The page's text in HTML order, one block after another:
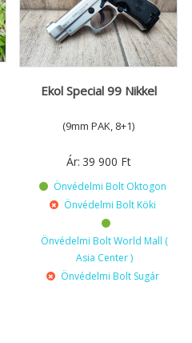
Ekol Special 99 Nikkel
(9mm PAK, 8+1)
Ár: 39 900 Ft
Önvédelmi Bolt Oktogon
Önvédelmi Bolt Köki
Önvédelmi Bolt World Mall (
Asia Center )
Önvédelmi Bolt Sugár